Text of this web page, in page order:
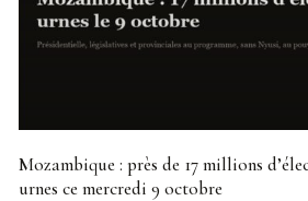
Mozambique : près de 17 millions
urnes ce mercredi 9 octobre